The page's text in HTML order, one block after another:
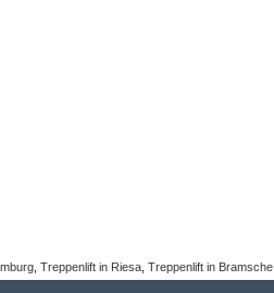
, Treppenlift in Riesa, Treppenlift in Bramsche,